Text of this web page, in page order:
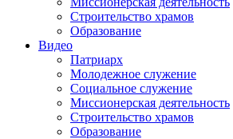
Строительство храмов
Образование
Видео
Патриарх
Молодежное служение
Социальное служение
Миссионерская деятельность
Строительство храмов
Образование